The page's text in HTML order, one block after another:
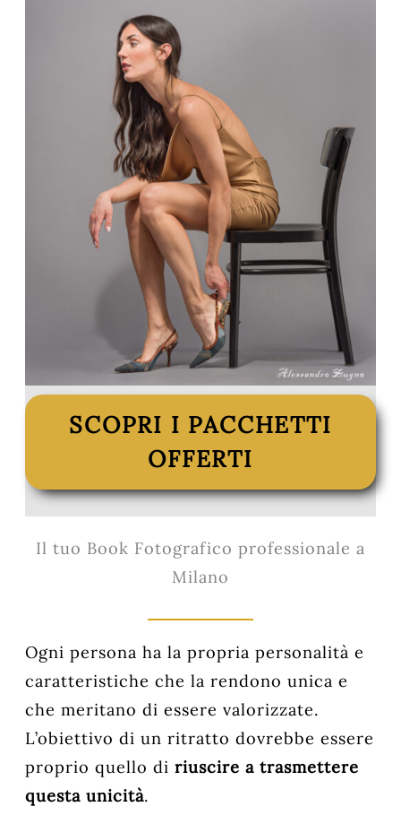
SCOPRI I PACCHETTI
OFFERTI
Il tuo Book Fotografico professionale a
Milano
Ogni persona ha la propria personalità e
caratteristiche che la rendono unica e
che meritano di essere valorizzate.
L’obiettivo di un ritratto dovrebbe essere
proprio quello diriuscire a trasmettere
questa unicità.